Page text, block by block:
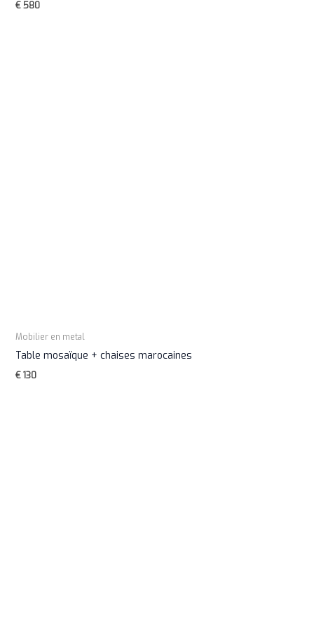
€580
Mobilier en metal
Table mosaïque + chaises marocaines
€130